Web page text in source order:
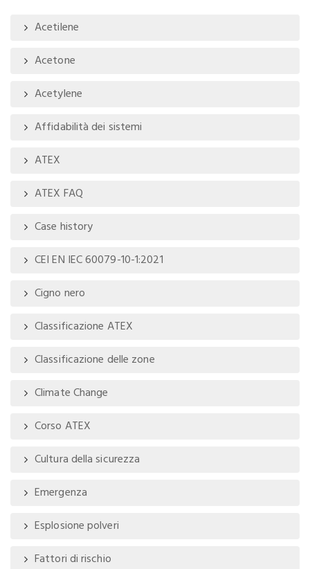
Acetilene
Acetone
Acetylene
Affidabilità dei sistemi
ATEX
ATEX FAQ
Case history
CEI EN IEC 60079-10-1:2021
Cigno nero
Classificazione ATEX
Classificazione delle zone
Climate Change
Corso ATEX
Cultura della sicurezza
Emergenza
Esplosione polveri
Fattori di rischio